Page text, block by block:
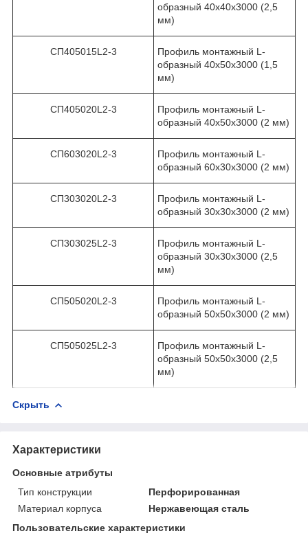
образный 40х40х3000 (2,5
мм)
СП405015L2-3
Профиль монтажный L-
образный 40х50х3000 (1,5
мм)
СП405020L2-3
Профиль монтажный L-
образный 40х50х3000 (2 мм)
СП603020L2-3
Профиль монтажный L-
образный 60х30х3000 (2 мм)
СП303020L2-3
Профиль монтажный L-
образный 30х30х3000 (2 мм)
СП303025L2-3
Профиль монтажный L-
образный 30х30х3000 (2,5
мм)
СП505020L2-3
Профиль монтажный L-
образный 50х50х3000 (2 мм)
СП505025L2-3
Профиль монтажный L-
образный 50х50х3000 (2,5
мм)
Скрыть
Характеристики
Основные атрибуты
Тип конструкции
Перфорированная
Материал корпуса
Нержавеющая сталь
Пользовательские характеристики